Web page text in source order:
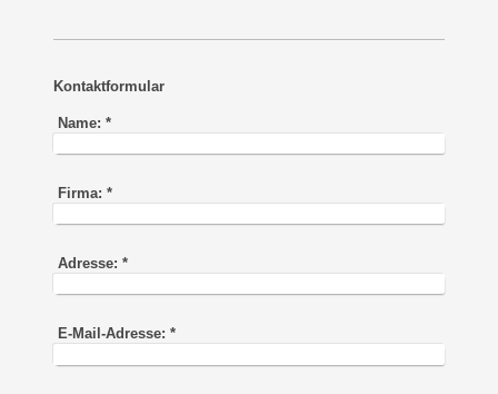
Kontaktformular
Name: *
Firma: *
Adresse: *
E-Mail-Adresse: *